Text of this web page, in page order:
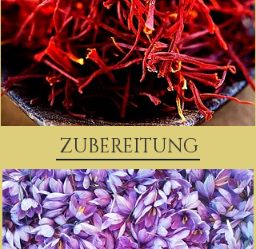
ZUBEREITUNG